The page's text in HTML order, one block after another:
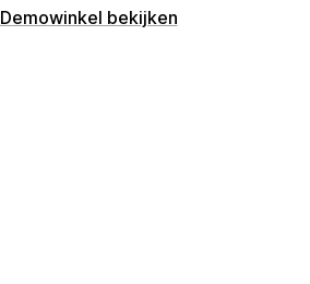
Demowinkel bekijken